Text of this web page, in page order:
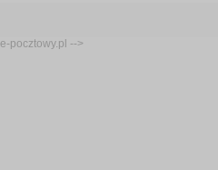
e-pocztowy.pl -->